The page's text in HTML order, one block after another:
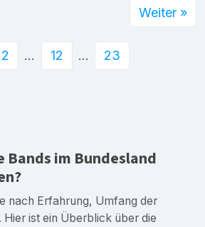
2 … 12 … 23
Weiter »
Bands im Bundesland
nach Erfahrung, Umfang der
Hier ist ein Überblick über die